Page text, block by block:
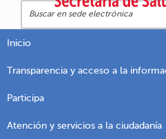
Inicio
Transparencia y acceso a la
Participa
Atención y servicios a la ciudadanía